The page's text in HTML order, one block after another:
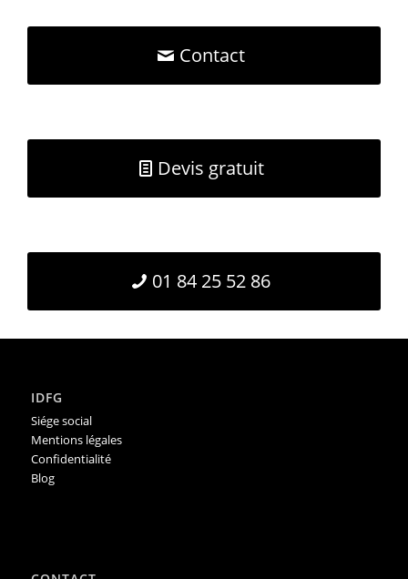
Contact
Devis gratuit
01 84 25 52 86
IDFG
Siége social
Mentions légales
Confidentialité
Blog